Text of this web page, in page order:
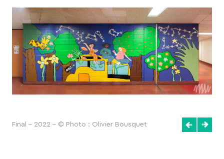
Final - 2022 - © Photo : Olivier Bousquet